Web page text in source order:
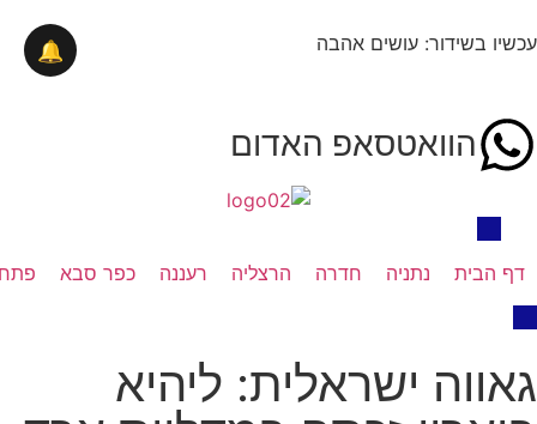
עכשיו בשידור: עושים אהבה
הוואטסאפ האדום
דף הבית נתניה חדרה הרצליה רעננה כפר סבא
גאווה ישראלית: ליהיא
🔔